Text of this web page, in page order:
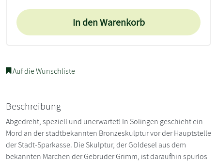
In den Warenkorb
Auf die Wunschliste
Beschreibung
Abgedreht, speziell und unerwartet! In Solingen geschieht ein
Mord an der stadtbekannten Bronzeskulptur vor der Hauptstelle
der Stadt-Sparkasse. Die Skulptur, der Goldesel aus dem
bekannten Märchen der Gebrüder Grimm, ist daraufhin spurlos